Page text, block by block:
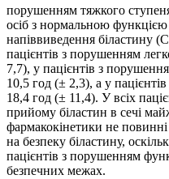
порушенням тяжкого
осіб з нормальною
напіввиведення біластину
пацієнтів з порушенням
7,7), у пацієнтів з
10,5 год (± 2,3), а у
18,4 год (± 11,4). У всіх
прийому біластин в сечі
фармакокінетики не
на безпеку біластину,
пацієнтів з порушенням
безпечних межах.